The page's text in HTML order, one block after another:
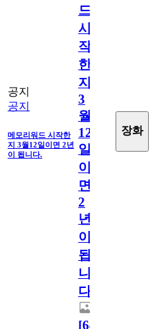
공지
공지
메모리워드 시작한
지 3월12일이면 2년
이 됩니다.
드
시
작
한
지
3
월
12
일
이
면
2
년
이
됩
니
다.
[64
장화